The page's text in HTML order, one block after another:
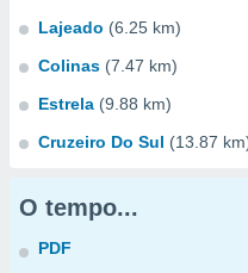
Lajeado (6.25 km)
Colinas (7.47 km)
Estrela (9.88 km)
Cruzeiro Do Sul (13.87
O tempo...
PDF